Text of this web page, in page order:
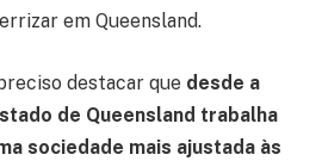
em Queensland.
destacar que desde a
de Queensland trabalha
sociedade mais ajustada às